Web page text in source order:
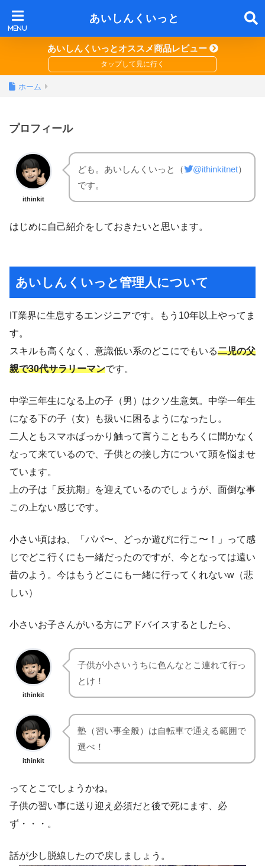
あいしんくいっと
あいしんくいっとオススメ商品レビュー
ホーム
プロフィール
ithinkit
ども。あいしんくいっと（ @ithinkitnet）
です。
はじめに自己紹介をしておきたいと思います。
あいしんくいっと管理人について
IT業界に生息するエンジニアです。もう10年以上やってま
す。
スキルも高くなく、意識低い系のどこにでもいる二児の父
親で30代サラリーマンです。
中学三年生になる上の子（男）はクソ生意気。中学一年生
になる下の子（女）も扱いに困るようになったし。
二人ともスマホばっかり触って言うこともろくに聞かなく
なって来ているので、子供との接し方について頭を悩ませ
ています。
上の子は「反抗期」を迎えているのでしょうが、面倒な事
この上ない感じです。
小さい頃はね、「パパ〜、どっか遊びに行こ〜！」って感
じでどこ行くにも一緒だったのですが、今となっては遠い
昔のよう。今はもうどこにも一緒に行ってくれないw（悲
しい）
小さいお子さんがいる方にアドバイスするとしたら、
ithinkit
子供が小さいうちに色んなとこ連れて行っ
とけ！
ithinkit
塾（習い事全般）は自転車で通える範囲で
選べ！
ってとこでしょうかね。
子供の習い事に送り迎え必須だと後で死にます、必
ず・・・。
話が少し脱線したので戻しましょう。